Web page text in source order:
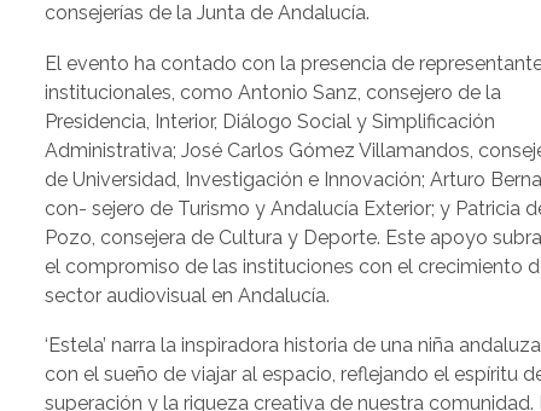
consejerías de la Junta de Andalucía.
El evento ha contado con la presencia de
institucionales, como Antonio Sanz, consejero de la
Presidencia, Interior, Diálogo Social y Simplificación
Administrativa; José Carlos Gómez Villamandos,
de Universidad, Investigación e Innovación; Arturo
con- sejero de Turismo y Andalucía Exterior; y Patricia
Pozo, consejera de Cultura y Deporte. Este apoyo
el compromiso de las instituciones con el crecimiento
sector audiovisual en Andalucía.
‘Estela’ narra la inspiradora historia de una niña andaluza
con el sueño de viajar al espacio, reflejando el espíritu
superación y la riqueza creativa de nuestra comunidad.